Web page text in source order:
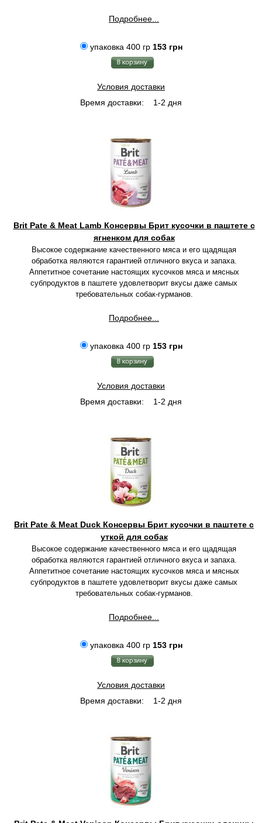
Подробнее...
упаковка 400 гр 153 грн
Условия доставки
Время доставки:
1-2 дня
Brit Pate & Meat Lamb Консервы Брит кусочки в паштете с
ягненком для собак
Высокое содержание качественного мяса и его щадящая
обработка являются гарантией отличного вкуса и запаха.
Аппетитное сочетание настоящих кусочков мяса и мясных
субпродуктов в паштете удовлетворит вкусы даже самых
требовательных собак-гурманов.
Подробнее...
упаковка 400 гр 153 грн
Условия доставки
Время доставки:
1-2 дня
Brit Pate & Meat Duck Консервы Брит кусочки в паштете с
уткой для собак
Высокое содержание качественного мяса и его щадящая
обработка являются гарантией отличного вкуса и запаха.
Аппетитное сочетание настоящих кусочков мяса и мясных
субпродуктов в паштете удовлетворит вкусы даже самых
требовательных собак-гурманов.
Подробнее...
упаковка 400 гр 153 грн
Условия доставки
Время доставки:
1-2 дня